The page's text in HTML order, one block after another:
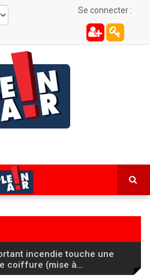
Se connecter :
incendie touche une
coiffure (mise à…